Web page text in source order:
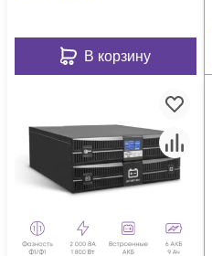
кВт (SNR-UPS-ONRT-
030-15CMX33)
В корзину